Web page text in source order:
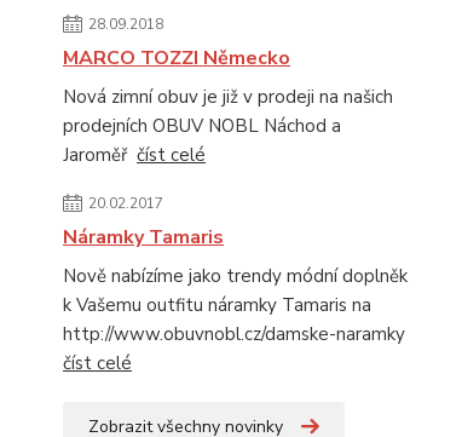
28.09.2018
MARCO TOZZI Německo
Nová zimní obuv je již v prodeji na našich
prodejních OBUV NOBL Náchod a
Jaroměř číst celé
20.02.2017
Náramky Tamaris
Nově nabízíme jako trendy módní doplněk
k Vašemu outfitu náramky Tamaris na
http://www.obuvnobl.cz/damske-naramky
číst celé
Zobrazit všechny novinky